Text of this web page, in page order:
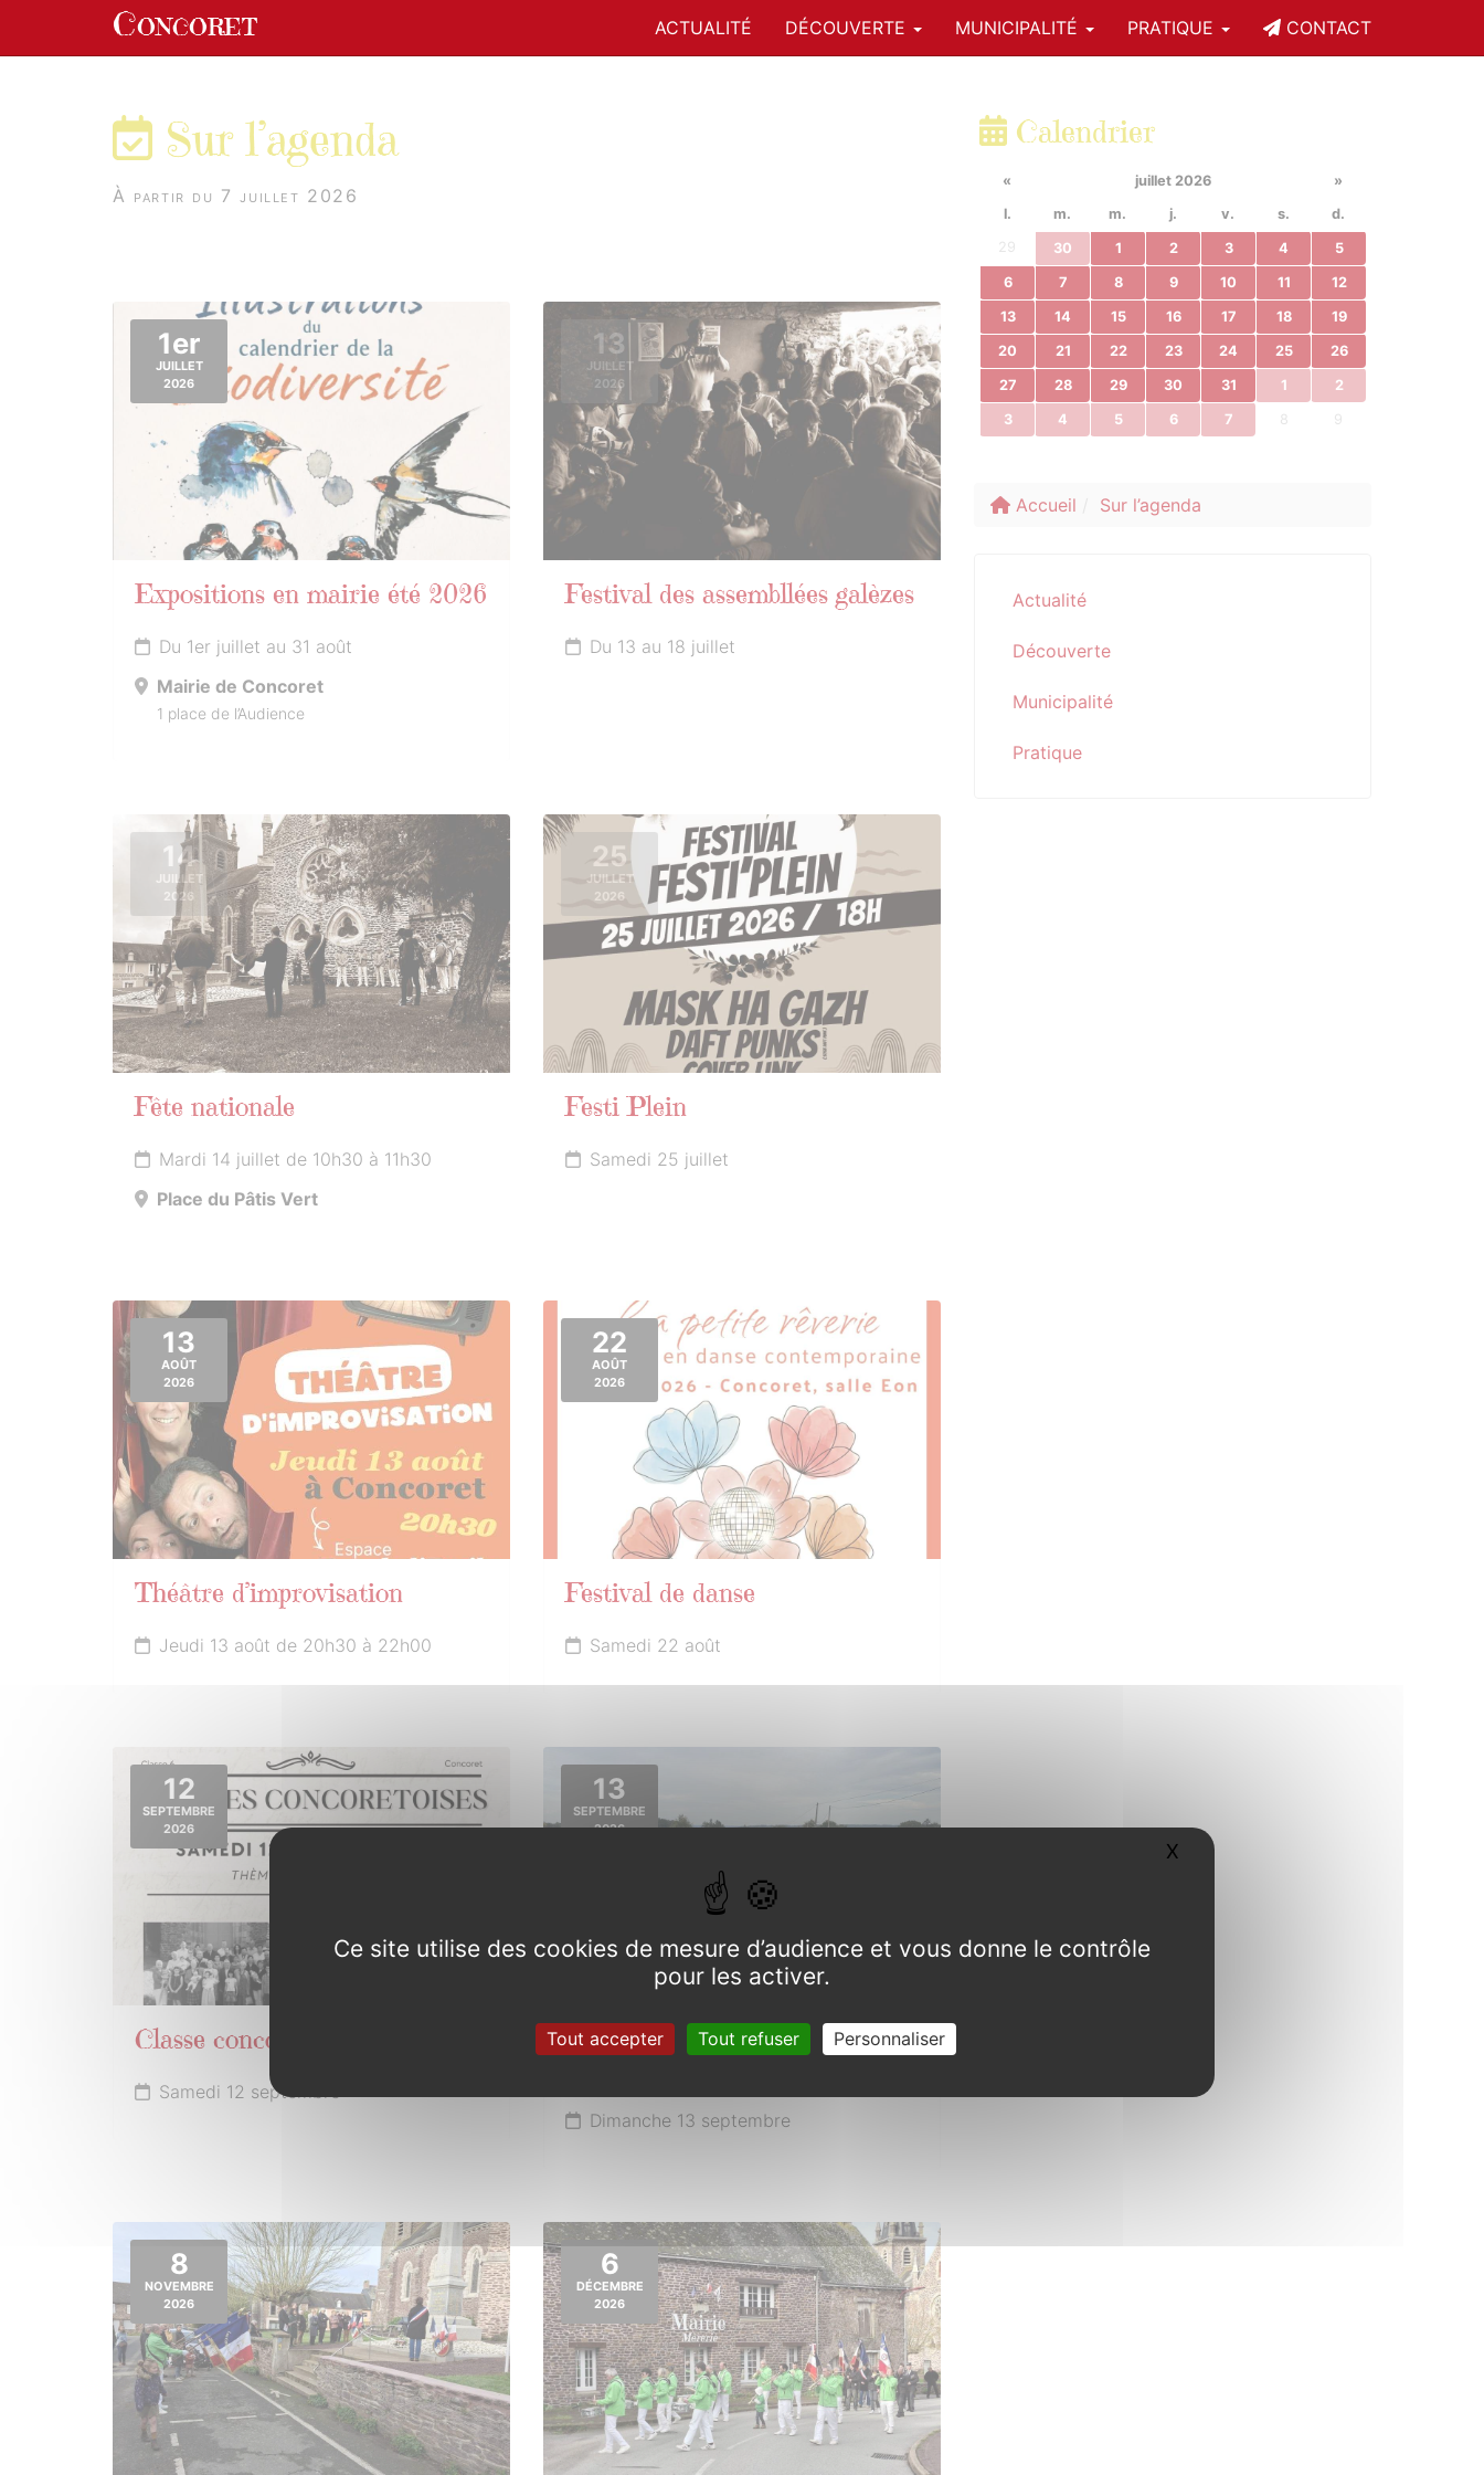
Concoret ACTUALITÉ DÉCOUVERTE MUNICIPALITÉ PRATIQUE CONTACT
Sur l’agenda
À partir du 7 juillet 2026
1er
JUILLET
2026
Expositions en mairie été 2026
Du 1er juillet au 31 août
Mairie de Concoret
1 place de l’Audience
13
JUILLET
2026
Festival des assembllées galèzes
Du 13 au 18 juillet
14
JUILLET
2026
Fête nationale
Mardi 14 juillet de 10h30 à 11h30
Place du Pâtis Vert
25
JUILLET
2026
Festi Plein
Samedi 25 juillet
13
AOÛT
2026
Théâtre d’improvisation
Jeudi 13 août de 20h30 à 22h00
22
AOÛT
2026
Festival de danse
Samedi 22 août
12
SEPTEMBRE
2026
Classe concoretoise 6
Samedi 12 septembre
13
SEPTEMBRE
2026
Trophée de Bretagne
Dimanche 13 septembre
8
NOVEMBRE
2026
6
DÉCEMBRE
2026
Calendrier
« juillet 2026
»
l.
m. m. j. v. s.
d.
29
30 1 2 3 4 5
6 7 8 9 10 11 12
13 14 15 16 17 18 19
20 21 22 23 24 25 26
27 28 29 30 31 1 2
3 4 5 6 7 8 9
Accueil Sur l’agenda
Actualité
Découverte
Municipalité
Pratique
Panneau de gestion des cookies
Ce site utilise des cookies de mesure d’audience et vous donne le contrôle
pour les activer.
Tout accepter Tout refuser Personnaliser
X Masquer le bandeau des cookies